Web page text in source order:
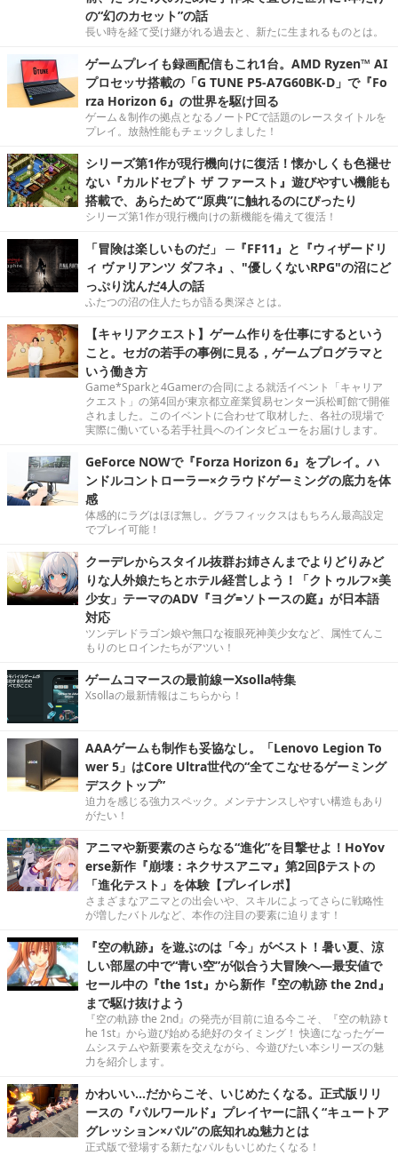
の“幻のカセット”の話
長い時を経て受け継がれる過去と、新たに生まれるものとは。
ゲームプレイも録画配信もこれ1台。AMD Ryzen™ AI
プロセッサ搭載の「G TUNE P5-A7G60BK-D」で『Fo
rza Horizon 6』の世界を駆け回る
ゲーム＆制作の拠点となるノートPCで話題のレースタイトルを
プレイ。放熱性能もチェックしました！
シリーズ第1作が現行機向けに復活！懐かしくも色褪せ
ない『カルドセプト ザ ファースト』遊びやすい機能も
搭載で、あらためて“原典”に触れるのにぴったり
シリーズ第1作が現行機向けの新機能を備えて復活！
「冒険は楽しいものだ」 ─『FF11』と『ウィザードリ
ィ ヴァリアンツ ダフネ』、"優しくないRPG"の沼にど
っぷり沈んだ4人の話
ふたつの沼の住人たちが語る奥深さとは。
【キャリアクエスト】ゲーム作りを仕事にするという
こと。セガの若手の事例に見る，ゲームプログラマと
いう働き方
Game*Sparkと4Gamerの合同による就活イベント「キャリア
クエスト」の第4回が東京都立産業貿易センター浜松町館で開催
されました。このイベントに合わせて取材した、各社の現場で
実際に働いている若手社員へのインタビューをお届けします。
GeForce NOWで『Forza Horizon 6』をプレイ。ハ
ンドルコントローラー×クラウドゲーミングの底力を体
感
体感的にラグはほぼ無し。グラフィックスはもちろん最高設定
でプレイ可能！
クーデレからスタイル抜群お姉さんまでよりどりみど
りな人外娘たちとホテル経営しよう！「クトゥルフ×美
少女」テーマのADV『ヨグ=ソトースの庭』が日本語
対応
ツンデレドラゴン娘や無口な複眼死神美少女など、属性てんこ
もりのヒロインたちがアツい！
ゲームコマースの最前線ーXsolla特集
Xsollaの最新情報はこちらから！
AAAゲームも制作も妥協なし。「Lenovo Legion To
wer 5」はCore Ultra世代の“全てこなせるゲーミング
デスクトップ”
迫力を感じる強力スペック。メンテナンスしやすい構造もあり
がたい！
アニマや新要素のさらなる“進化”を目撃せよ！HoYov
erse新作『崩壊：ネクサスアニマ』第2回βテストの
「進化テスト」を体験【プレイレポ】
さまざまなアニマとの出会いや、スキルによってさらに戦略性
が増したバトルなど、本作の注目の要素に迫ります！
『空の軌跡』を遊ぶのは「今」がベスト！暑い夏、涼
しい部屋の中で“青い空”が似合う大冒険へ―最安値で
セール中の『the 1st』から新作『空の軌跡 the 2nd』
まで駆け抜けよう
『空の軌跡 the 2nd』の発売が目前に迫る今こそ、『空の軌跡 t
he 1st』から遊び始める絶好のタイミング！ 快適になったゲー
ムシステムや新要素を交えながら、今遊びたい本シリーズの魅
力を紹介します。
かわいい…だからこそ、いじめたくなる。正式版リリ
ースの『パルワールド』プレイヤーに訊く“キュートア
グレッション×パル”の底知れぬ魅力とは
正式版で登場する新たなパルもいじめたくなる！